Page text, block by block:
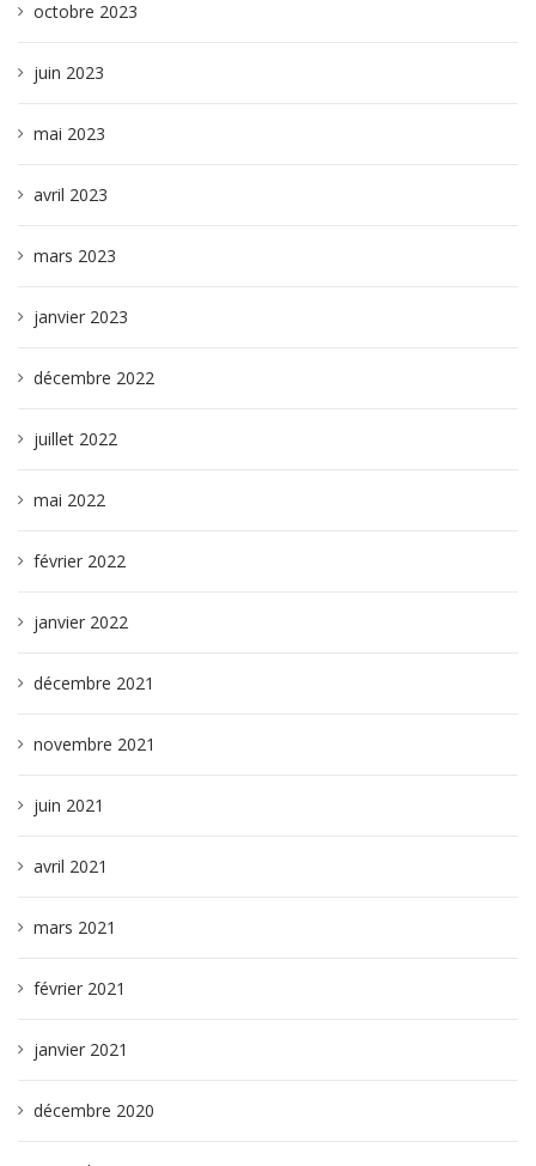
octobre 2023
juin 2023
mai 2023
avril 2023
mars 2023
janvier 2023
décembre 2022
juillet 2022
mai 2022
février 2022
janvier 2022
décembre 2021
novembre 2021
juin 2021
avril 2021
mars 2021
février 2021
janvier 2021
décembre 2020